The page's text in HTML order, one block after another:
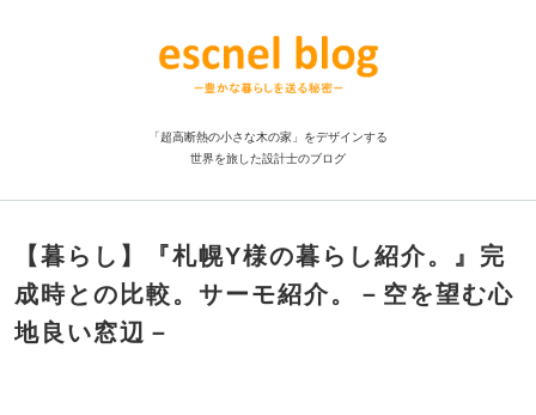
「超高断熱の小さな木の家」をデザインする
世界を旅した設計士のブログ
【暮らし】『札幌Y様の暮らし紹介。』完
成時との比較。サーモ紹介。－空を望む心
地良い窓辺－